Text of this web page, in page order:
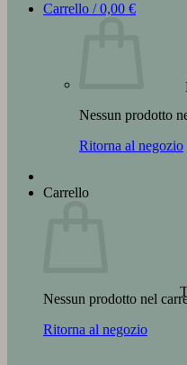
Carrello /0,00 €
Nessun prodotto
Ritorna al negozio
Carrello
Nessun prodotto nel
Ritorna al negozio